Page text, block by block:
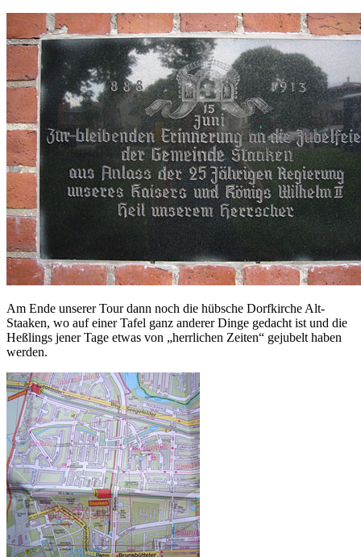
Am Ende unserer Tour dann noch die hübsche Dorfkirche Alt-
Staaken, wo auf einer Tafel ganz anderer Dinge gedacht ist und die
Heßlings jener Tage etwas von „herrlichen Zeiten“ gejubelt haben
werden.